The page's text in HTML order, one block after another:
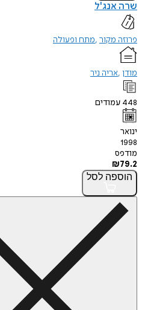
שרה אנג'ל
פרוזה מקור מתח ופעולה
מודן אריה ניר
448 עמודים
ינואר
1998
מודפס
₪79.2
הוספה לסל